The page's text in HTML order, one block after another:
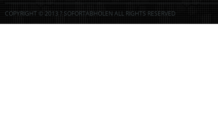
COPYRIGHT © 2013 ? SOFORTABHOLEN ALL RIGHTS RESERVED